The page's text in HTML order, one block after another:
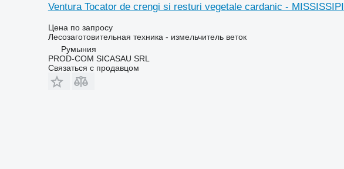
Ventura Tocator de crengi si resturi vegetale cardanic - MISSISSIPI
Цена по запросу
Лесозаготовительная техника - измельчитель веток
Румыния
PROD-COM SICASAU SRL
Связаться с продавцом